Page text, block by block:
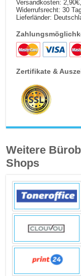
Versandkosten:
Widerrufsrecht: 30
Lieferländer:
Zertifikate &
Weitere
Shops